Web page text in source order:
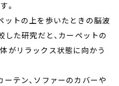
。
ットの上を歩いたときの脳波
した研究だと、カーペットの
がリラックス状態に向かう
ーテン、ソファーのカバーや